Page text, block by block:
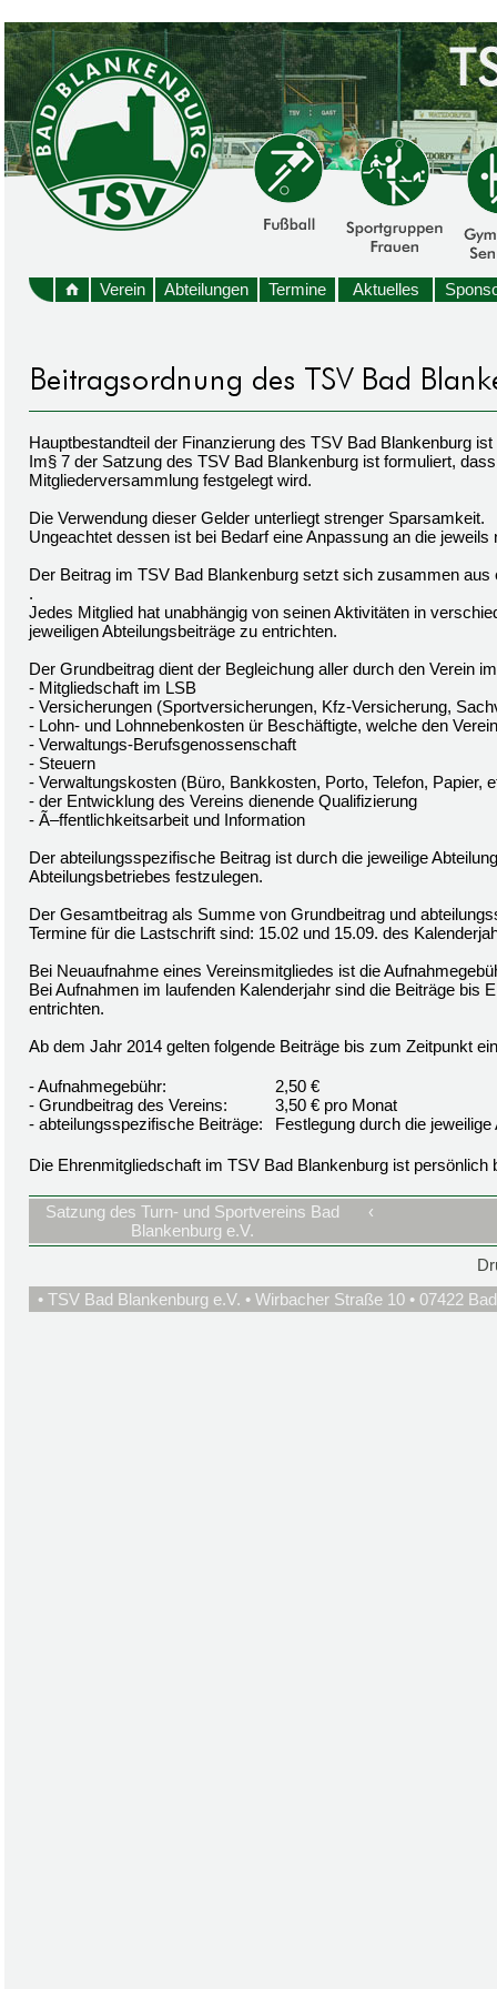
Verein Abteilungen Termine Aktuelles
Hauptbestandteil der Finanzierung des TSV Bad Blankenburg
Im§ 7 der Satzung des TSV Bad Blankenburg ist formuliert,
Mitgliederversammlung festgelegt wird.
Die Verwendung dieser Gelder unterliegt strenger Sparsamkeit.
Ungeachtet dessen ist bei Bedarf eine Anpassung an die
Der Beitrag im TSV Bad Blankenburg setzt sich zusammen
.
Jedes Mitglied hat unabhängig von seinen Aktivitäten in
jeweiligen Abteilungsbeiträge zu entrichten.
Der Grundbeitrag dient der Begleichung aller durch den Verein
- Mitgliedschaft im LSB
- Versicherungen (Sportversicherungen, Kfz-Versicherung,
- Lohn- und Lohnnebenkosten ür Beschäftigte, welche den
- Verwaltungs-Berufsgenossenschaft
- Steuern
- Verwaltungskosten (Büro, Bankkosten, Porto, Telefon, Papier,
- der Entwicklung des Vereins dienende Qualifizierung
- Ã–ffentlichkeitsarbeit und Information
Der abteilungsspezifische Beitrag ist durch die jeweilige
Abteilungsbetriebes festzulegen.
Der Gesamtbeitrag als Summe von Grundbeitrag und
Termine für die Lastschrift sind: 15.02 und 15.09. des
Bei Neuaufnahme eines Vereinsmitgliedes ist die
Bei Aufnahmen im laufenden Kalenderjahr sind die Beiträge bis
entrichten.
Ab dem Jahr 2014 gelten folgende Beiträge bis zum Zeitpunkt
- Aufnahmegebühr:
- Grundbeitrag des Vereins:
- abteilungsspezifische Beiträge:
2,50 €
3,50 € pro Monat
Festlegung durch die jeweilige
Die Ehrenmitgliedschaft im TSV Bad Blankenburg ist persönlich
Satzung des Turn- und Sportvereins Bad
Blankenburg e.V.
‹
• TSV Bad Blankenburg e.V. • Wirbacher Straße 10 • 07422